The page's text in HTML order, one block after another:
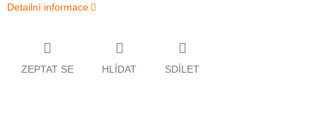
Detailní informace
ZEPTAT SE HLÍDAT SDÍLET